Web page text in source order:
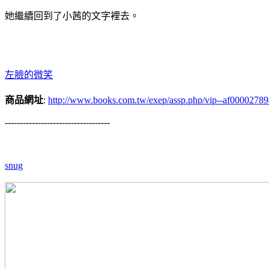
她繼續回到了小茜的文字裡去。
左臉的微笑
商品網址: http://www.books.com.tw/exep/assp.php/vip--
-----------------------------------
snug